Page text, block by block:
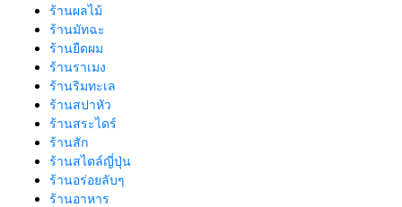
ร้านผลไม้
ร้านมัทฉะ
ร้านยืดผม
ร้านราเมง
ร้านริมทะเล
ร้านสปาหัว
ร้านสระไดร์
ร้านสัก
ร้านสไตล์ญี่ปุ่น
ร้านอร่อยลับๆ
ร้านอาหาร